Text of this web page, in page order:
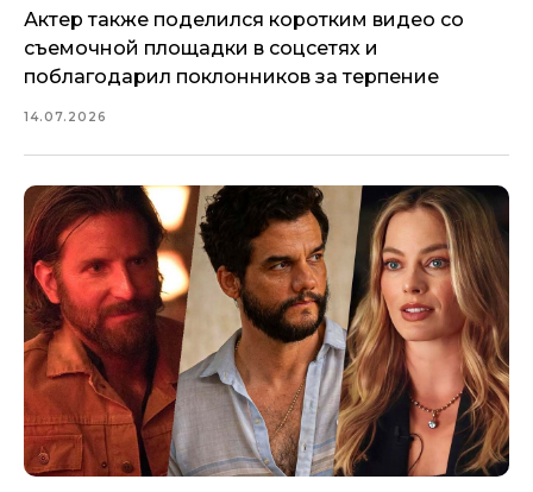
Актер также поделился коротким видео со
съемочной площадки в соцсетях и
поблагодарил поклонников за терпение
14.07.2026